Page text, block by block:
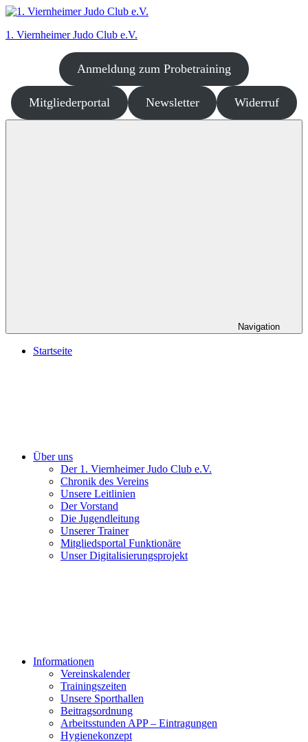
Zum
springen
1. Viernheimer Judo Club e.V.
dort
wo
es
Anmeldung zum Probetraining
Mitgliederportal Newsletter Widerruf
Navigation
Startseite
Über uns
Der 1. Viernheimer Judo Club e.V.
Chronik des Vereins
Unsere Leitlinien
Der Vorstand
Die Jugendleitung
Unserer Trainer
Mitgliedsportal Funktionäre
Unser Digitalisierungsprojekt
Informationen
Vereinskalender
Trainingszeiten
Unsere Sporthallen
Beitragsordnung
Arbeitsstunden APP – Eintragungen
Hygienekonzept